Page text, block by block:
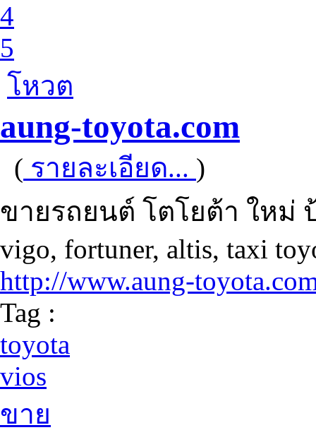
4
5
โหวต
aung-toyota.com
( รายละเอียด... )
ขายรถยนต์ โตโยต้า ใหม่
vigo, fortuner, altis, taxi
http://www.aung-
Tag :
toyota
vios
ขาย